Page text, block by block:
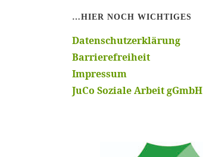
…HIER NOCH WICHTIGES
Datenschutzerklärung
Barrierefreiheit
Impressum
JuCo Soziale Arbeit gGmbH